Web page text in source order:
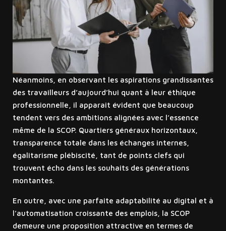
Néanmoins, en observant les aspirations grandissantes
des travailleurs d’aujourd’hui quant à leur éthique
professionnelle, il apparaît évident que beaucoup
tendent vers des ambitions alignées avec l’essence
même de la SCOP. Quartiers généraux horizontaux,
transparence totale dans les échanges internes,
égalitarisme plébiscité, tant de points clefs qui
trouvent écho dans les souhaits des générations
montantes.
En outre, avec une parfaite adaptabilité au digital et à
l’automatisation croissante des emplois, la SCOP
demeure une proposition attractive en termes de